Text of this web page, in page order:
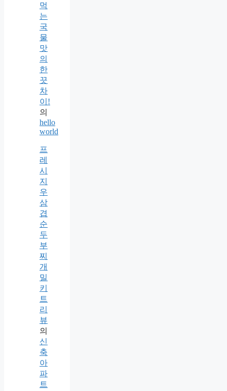
먹
는
국
물
맛
의
한
끗
차
이!
의
hello
world
프
레
시
지
우
삼
겹
순
두
부
찌
개
밀
키
트
리
뷰
의
신
축
아
파
트